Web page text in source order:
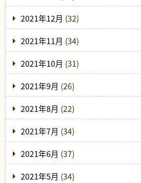
2021年12月 (32)
2021年11月 (34)
2021年10月 (31)
2021年9月 (26)
2021年8月 (22)
2021年7月 (34)
2021年6月 (37)
2021年5月 (34)